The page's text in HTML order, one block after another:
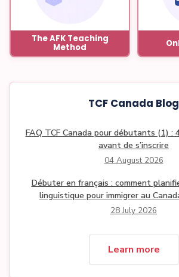
The AFK Teaching
Method
TCF Canada Blog
FAQ TCF Canada pour débutants (1) :
avant de s’inscrire
04 August 2026
Débuter en français : comment
linguistique pour immigrer au
28 July 2026
Learn more